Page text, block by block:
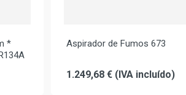
*
Aspirador de Fumos 673
1.249,68 € (IVA incluído)